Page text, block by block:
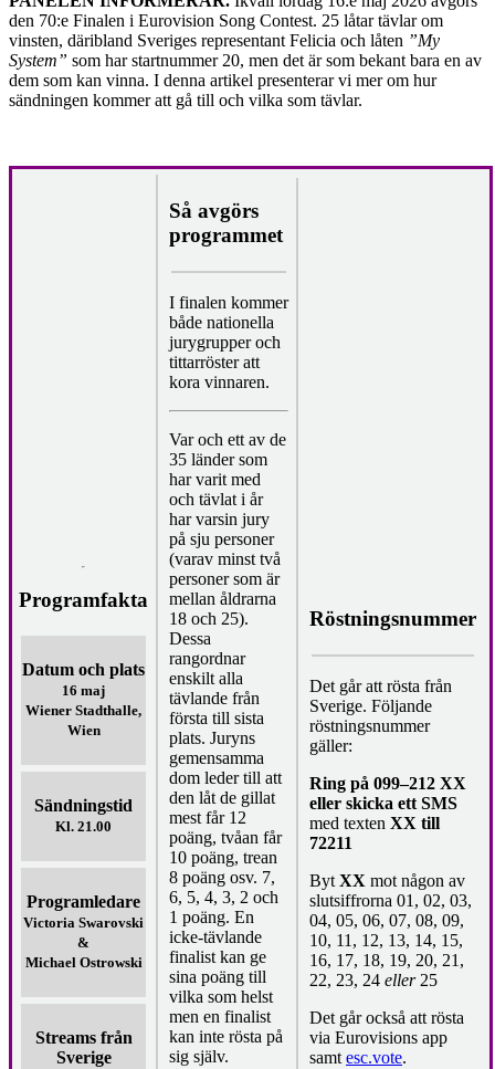
den 70:e Finalen i Eurovision Song Contest. 25 låtar tävlar om
vinsten, däribland Sveriges representant Felicia och låten ”My
System” som har startnummer 20, men det är som bekant bara en av
dem som kan vinna. I denna artikel presenterar vi mer om hur
sändningen kommer att gå till och vilka som tävlar.
Programfakta
Datum och plats
16 maj
Wiener Stadthalle,
Wien
Sändningstid
Kl. 21.00
Programledare
Victoria Swarovski
&
Michael Ostrowski
Streams från
Sverige
Så avgörs
programmet
I finalen kommer
både nationella
jurygrupper och
tittarröster att
kora vinnaren.
Var och ett av de
35 länder som
har varit med
och tävlat i år
har varsin jury
på sju personer
(varav minst två
personer som är
mellan åldrarna
18 och 25).
Dessa
rangordnar
enskilt alla
tävlande från
första till sista
plats. Juryns
gemensamma
dom leder till att
den låt de gillat
mest får 12
poäng, tvåan får
10 poäng, trean
8 poäng osv. 7,
6, 5, 4, 3, 2 och
1 poäng. En
icke-tävlande
finalist kan ge
sina poäng till
vilka som helst
men en finalist
kan inte rösta på
sig själv.
Röstningsnummer
Det går att rösta från
Sverige. Följande
röstningsnummer
gäller:
Ring på 099–212 XX
eller skicka ett SMS
med texten XX till
72211
Byt XX mot någon av
slutsiffrorna 01, 02, 03,
04, 05, 06, 07, 08, 09,
10, 11, 12, 13, 14, 15,
16, 17, 18, 19, 20, 21,
22, 23, 24 eller25
Det går också att rösta
via Eurovisions app
samt esc.vote.